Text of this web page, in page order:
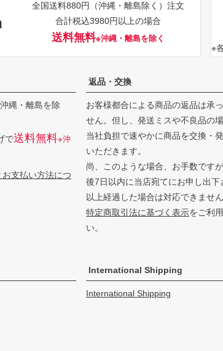
全国送料880円（沖縄・離島除く）注文
合計税込3980円以上の場合
送料無料※沖縄・離島を除く
※
縄・離島を除
で送料無料※沖
お支払い方法につ
返品・交換
お客様都合による商品の返品は承
せん。但し、発送ミスや不良品の
当社負担で速やかに商品を交換・
いただきます。
尚、このような場合、お手数です
後7日以内に当店宛てにお申し出下
以上経過した場合は対応できませ
特定商取引法に基づく表示をご利
い。
International Shipping
International Shipping